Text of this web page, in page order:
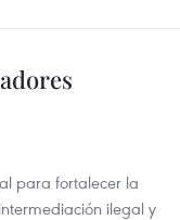
para fortalecer la
ilegal y